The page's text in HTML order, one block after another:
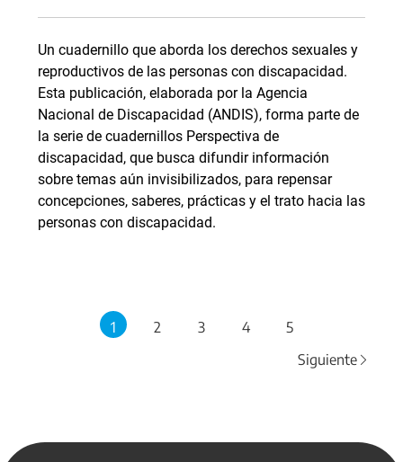
Un cuadernillo que aborda los derechos sexuales y
reproductivos de las personas con discapacidad.
Esta publicación, elaborada por la Agencia
Nacional de Discapacidad (ANDIS), forma parte de
la serie de cuadernillos Perspectiva de
discapacidad, que busca difundir información
sobre temas aún invisibilizados, para repensar
concepciones, saberes, prácticas y el trato hacia las
personas con discapacidad.
1 2 3 4
5
Siguiente